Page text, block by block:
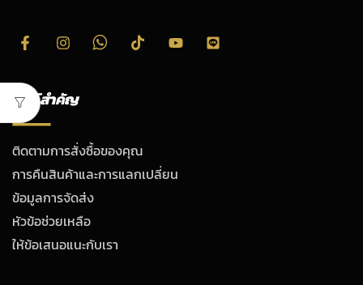
ลิงก์สำคัญ
ติดตามการสั่งซื้อของคุณ
การคืนสินค้าและการแลกเปลี่ยน
ข้อมูลการจัดส่ง
หัวข้อช่วยเหลือ
ให้ข้อเสนอแนะกับเรา